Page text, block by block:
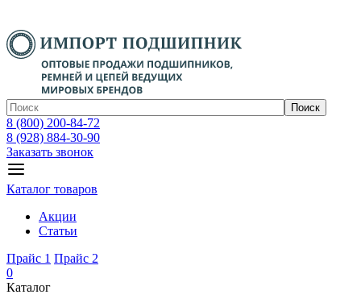
Поиск
8 (800) 200-84-72
8 (928) 884-30-90
Заказать звонок
Каталог товаров
Акции
Статьи
Прайс 1 Прайс 2
0
Каталог